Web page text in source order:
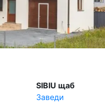
SIBIU щаб
Заведи